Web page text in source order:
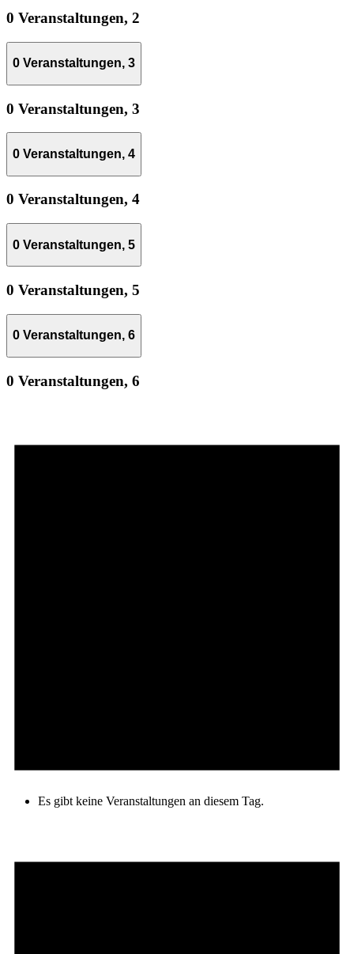
0 Veranstaltungen, 2
0 Veranstaltungen, 3
0 Veranstaltungen, 3
0 Veranstaltungen, 4
0 Veranstaltungen, 4
0 Veranstaltungen, 5
0 Veranstaltungen, 5
0 Veranstaltungen, 6
0 Veranstaltungen, 6
Es gibt keine Veranstaltungen an diesem Tag.